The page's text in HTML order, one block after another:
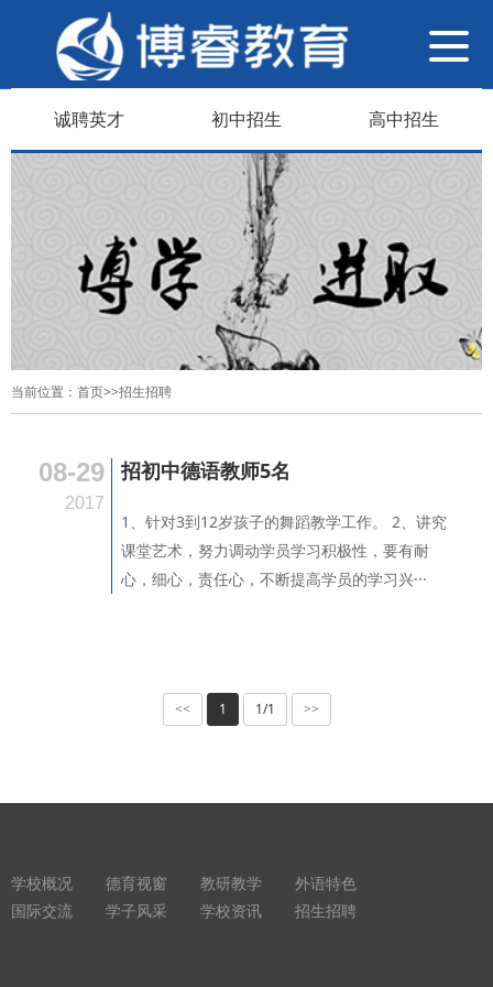
导
航
切
换
诚聘英才 初中招生 高中招生
当前位置： 首页>>招生招聘
08-29
2017
招初中德语教师5名
1、针对3到12岁孩子的舞蹈教学工作。 2、讲究
课堂艺术，努力调动学员学习积极性，要有耐
心，细心，责任心，不断提高学员的学习兴···
<< 1 1/1 >>
学校概况 德育视窗 教研教学
外语特色
国际交流
学子风采 学校资讯 招生招聘